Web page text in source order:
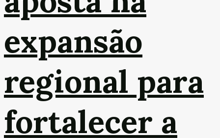
expansão
regional para
fortalecer a